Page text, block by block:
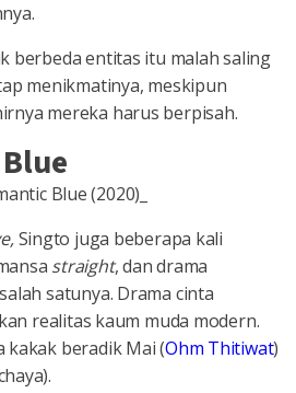
berbeda entitas itu malah saling
menikmatinya, meskipun
mereka harus berpisah.
Singto juga beberapa kali
straight, dan drama
satunya. Drama cinta
realitas kaum muda modern.
kakak beradik Mai (Ohm Thitiwat)